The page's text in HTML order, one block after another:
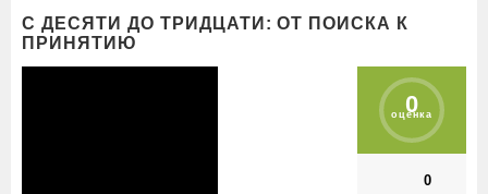
С ДЕСЯТИ ДО ТРИДЦАТИ: ОТ ПОИСКА К
ПРИНЯТИЮ
0
оценка
0